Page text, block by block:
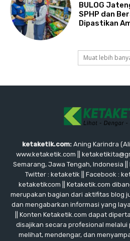
BULOG
SPHP dan
Dipastikan
Muat lebih
ketaketik.com: Aning Karindra
www.ketaketik.com ||
Semarang, Jawa Tengah, Indonesia ||
Twitter : ketaketik || Facebook :
ketaketikcom || Ketaketik.com
merupakan bagian dari aktifitas blog
dan mengabarkan informasi yang
|| Konten Ketaketik.com dapat
disajikan secara profesional
melihat, mendengar, dan